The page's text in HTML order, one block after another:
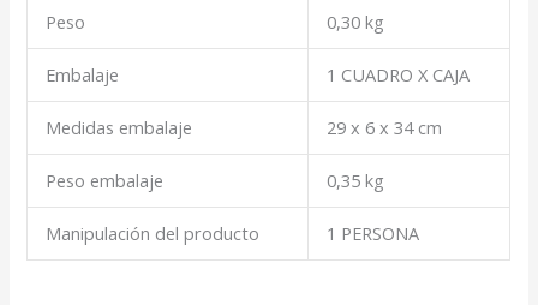
Peso 0,30 kg
Embalaje 1 CUADRO X CAJA
Medidas embalaje 29 x 6 x 34 cm
Peso embalaje 0,35 kg
Manipulación del producto 1 PERSONA